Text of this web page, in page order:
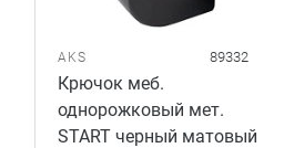
AKS 89332
Крючок меб.
однорожковый мет.
START черный матовый